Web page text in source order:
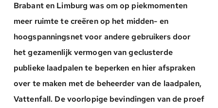
Brabant en Limburg was om op piekmomenten
meer ruimte te creëren op het midden- en
hoogspanningsnet voor andere gebruikers door
het gezamenlijk vermogen van geclusterde
publieke laadpalen te beperken en hier afspraken
over te maken met de beheerder van de laadpalen,
Vattenfall. De voorlopige bevindingen van de proef